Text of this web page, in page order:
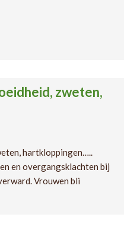
zweten,
hartkloppingen…..
en overgangsklachten bij
Vrouwen bli